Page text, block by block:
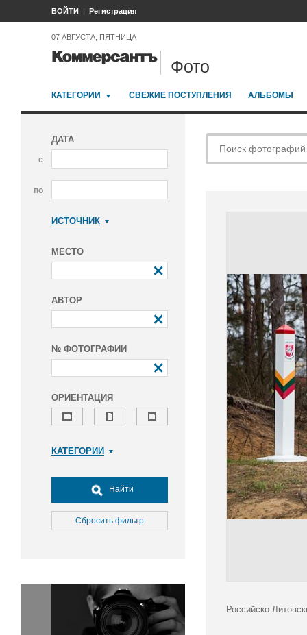
ВОЙТИ Регистрация
07 АВГУСТА, ПЯТНИЦА
Фото
КАТЕГОРИИ СВЕЖИЕ ПОСТУПЛЕНИЯ АЛЬБОМЫ
ДАТА
с
по
ИСТОЧНИК
МЕСТО
АВТОР
№ ФОТОГРАФИИ
ОРИЕНТАЦИЯ
КАТЕГОРИИ
Досуг, туризм и отдых
Культура
Медицина
Окружающая среда
Политика
Правосудие
Найти
Сбросить фильтр
Российско-